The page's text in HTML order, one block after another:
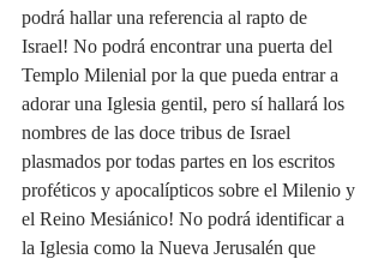
podrá hallar una referencia al rapto de
Israel! No podrá encontrar una puerta del
Templo Milenial por la que pueda entrar a
adorar una Iglesia gentil, pero sí hallará los
nombres de las doce tribus de Israel
plasmados por todas partes en los escritos
proféticos y apocalípticos sobre el Milenio y
el Reino Mesiánico! No podrá identificar a
la Iglesia como la Nueva Jerusalén que